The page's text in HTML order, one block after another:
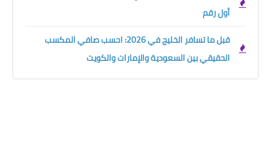
أول رقم
قبل ما تسافر الخليج في 2026: احسب صافي المكسب
الحقيقي بين السعودية والإمارات والكويت